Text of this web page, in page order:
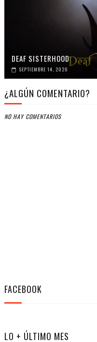
DEAF SISTERHOOD
SEPTIEMBRE 14, 2020
¿ALGÚN COMENTARIO?
NO HAY COMENTARIOS
FACEBOOK
LO + ÚLTIMO MES